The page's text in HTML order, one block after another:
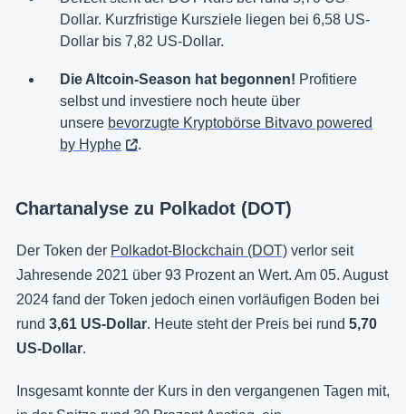
Dollar. Kurzfristige Kursziele liegen bei 6,58 US-
Dollar bis 7,82 US-Dollar.
Die Altcoin-Season hat begonnen! Profitiere
selbst und investiere noch heute über
unsere bevorzugte Kryptobörse Bitvavo powered
by Hyphe
.
Chartanalyse zu Polkadot (DOT)
Der Token der Polkadot-Blockchain (DOT) verlor seit
Jahresende 2021 über 93 Prozent an Wert. Am 05. August
2024 fand der Token jedoch einen vorläufigen Boden bei
rund 3,61 US-Dollar. Heute steht der Preis bei rund 5,70
US-Dollar.
Insgesamt konnte der Kurs in den vergangenen Tagen mit,